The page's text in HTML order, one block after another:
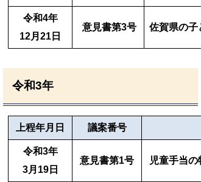
令和4年
12月21日
意見書第3号 佐賀県の子
令和3年
上程年月日 議案番号
令和3年
3月19日
意見書第1号 児童手当